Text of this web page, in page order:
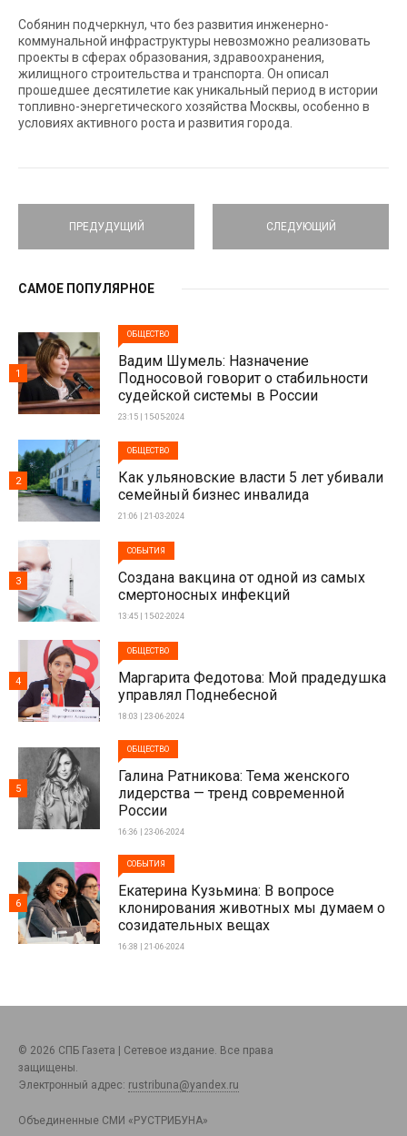
Собянин подчеркнул, что без развития инженерно-
коммунальной инфраструктуры невозможно реализовать
проекты в сферах образования, здравоохранения,
жилищного строительства и транспорта. Он описал
прошедшее десятилетие как уникальный период в истории
топливно-энергетического хозяйства Москвы, особенно в
условиях активного роста и развития города.
ПРЕДУДУЩИЙ СЛЕДУЮЩИЙ
САМОЕ ПОПУЛЯРНОЕ
ОБЩЕСТВО
Вадим Шумель: Назначение
Подносовой говорит о стабильности
судейской системы в России
23:15 | 15-05-2024
1
ОБЩЕСТВО
Как ульяновские власти 5 лет убивали
семейный бизнес инвалида
21:06 | 21-03-2024
2
СОБЫТИЯ
Создана вакцина от одной из самых
смертоносных инфекций
13:45 | 15-02-2024
3
ОБЩЕСТВО
Маргарита Федотова: Мой прадедушка
управлял Поднебесной
18:03 | 23-06-2024
4
ОБЩЕСТВО
Галина Ратникова: Тема женского
лидерства — тренд современной
России
16:36 | 23-06-2024
5
СОБЫТИЯ
Екатерина Кузьмина: В вопросе
клонирования животных мы думаем о
созидательных вещах
16:38 | 21-06-2024
6
© 2026 СПБ Газета | Сетевое издание. Все права
защищены.
Электронный адрес: rustribuna@yandex.ru
Объединенные СМИ «РУСТРИБУНА»